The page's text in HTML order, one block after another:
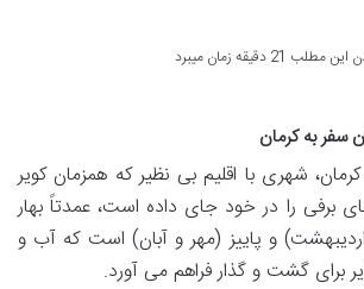
21 دقیقه زمان میبرد
سفر به کرمان
شهری با اقلیم بی نظیر که همزمان کویر
برفی را در خود جای داده است، عمدتاً بهار
و پاییز (مهر و آبان) است که آب و
برای گشت و گذار فراهم می آورد.